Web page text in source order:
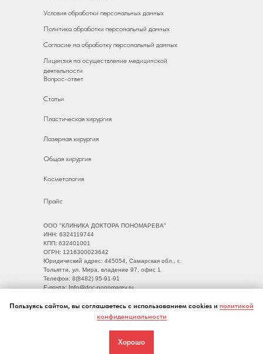
ООО "КЛИНИКА ДОКТОРА ПОНОМАРЕВА"
ИНН: 6324119744
КПП: 632401001
ОГРН: 1216300023642
Юридический адрес: 445054, Самарская обл., г.
Тольятти, ул. Мира, владение 97, офис 1
Телефон: 8(8482) 95-91-91
Е-почта: Info@doc-ponomarev.ru
© 2014 - 2026 Клиника Доктора Пономарёва
Согласие на обработку персональный данных
Политика обработки персональный данных
Условия обработки персональных данных
Вопрос-ответ
Статьи
Лицензия на осуществление медицинской
деятельности
Пластическая хирургия
Лазерная хирургия
Общая хирургия
Косметология
Прайс
Пользуясь сайтом, вы соглашаетесь с использованием cookies и политикой
конфиденциальности
Хорошо